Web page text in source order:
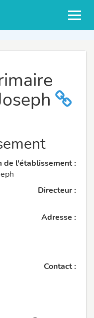
de l'établissement :
Directeur :
Adresse :
Contact :